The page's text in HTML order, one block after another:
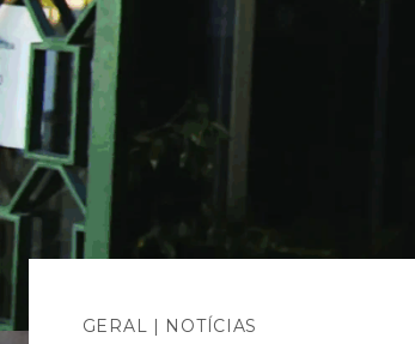
GERAL | NOTÍCIAS